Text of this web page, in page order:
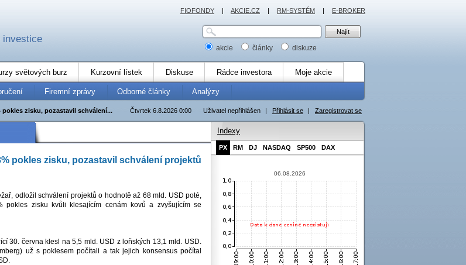
investice
akcie články diskuze
světových burz Kurzovní lístek Diskuse Rádce investora Moje akcie
Firemní zprávy Odborné články Analýzy
Uživatel nepřihlášen | Přihlásit se | Zaregistrovat se
Čtvrtek 6.8.2026 0:00
pokles zisku, pozastavil schválení...
pokles zisku, pozastavil schválení projektů
odložil schválení projektů o hodnotě až 68 mld. USD poté,
pokles zisku kvůli klesajícím cenám kovů a zvyšujícím se
30. června klesl na 5,5 mld. USD z loňských 13,1 mld. USD.
už s poklesem počítali a tak jejich konsensus počítal
Indexy
PX RM DJ NASDAQ SP500 DAX
06.08.2026
FIOFONDY | AKCIE.CZ | RM-SYSTÉM | E-BROKER